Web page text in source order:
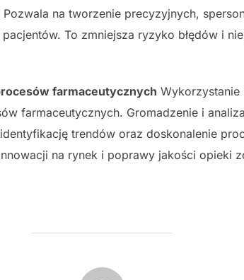
na tworzenie precyzyjnych,
To zmniejsza ryzyko błędów i
farmaceutycznych Wykorzystanie
farmaceutycznych. Gromadzenie i
trendów oraz doskonalenie
na rynek i poprawy jakości opieki
POST AUTHOR